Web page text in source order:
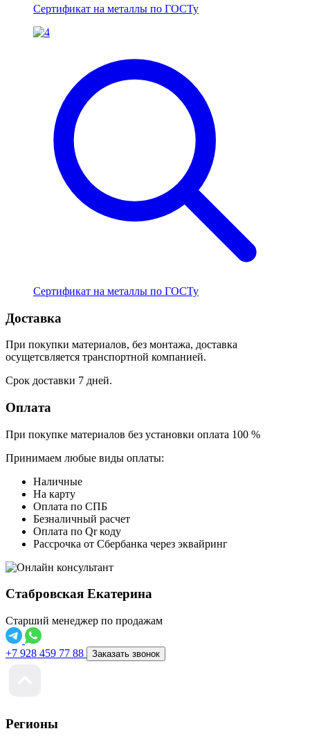
Сертификат на металлы по ГОСТу
Сертификат на металлы по ГОСТу
Доставка
При покупки материалов, без монтажа, доставка
осущетсвляется транспортной компанией.
Срок доставки 7 дней.
Оплата
При покупке материалов без установки оплата 100 %
Принимаем любые виды оплаты:
Наличные
На карту
Оплата по СПБ
Безналичный расчет
Оплата по Qr коду
Рассрочка от Сбербанка через эквайринг
Стабровская Екатерина
Старший менеджер по продажам
+7 928 459 77 88 Заказать звонок
Регионы